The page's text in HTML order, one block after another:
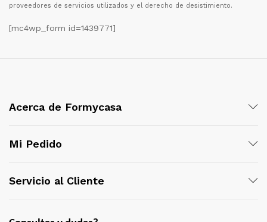
proveedores de servicios utilizados y el derecho de desistimiento.
[mc4wp_form id=1439771]
Acerca de Formycasa
Mi Pedido
Servicio al Cliente